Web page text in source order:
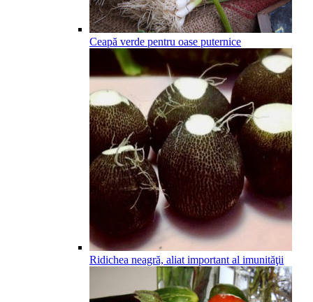
Ceapă verde pentru oase puternice
Ridichea neagră, aliat important al imunităţii